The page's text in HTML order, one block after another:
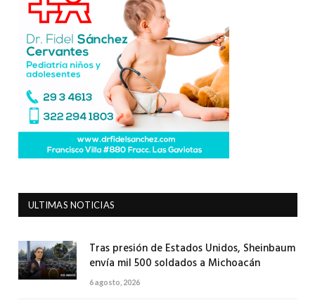
ULTIMAS NOTICIAS
Tras presión de Estados Unidos, Sheinbaum
envía mil 500 soldados a Michoacán
6 agosto, 2026